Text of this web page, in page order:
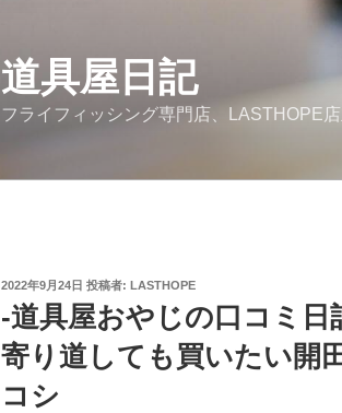
道具屋日記
フライフィッシング専門店、LASTHOPE
投
日:
2022年9月24日 投稿者: LASTHOPE
-道具屋おやじの口コミ
寄り道しても買いたい開
コシ